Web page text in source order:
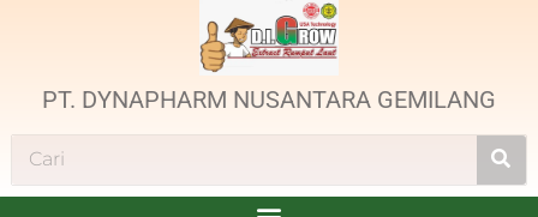
PT. DYNAPHARM NUSANTARA GEMILANG